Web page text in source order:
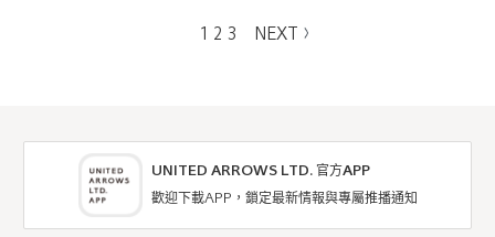
1 2 3 NEXT
UNITED ARROWS LTD. 官方APP
歡迎下載APP，鎖定最新情報與專屬推播通知